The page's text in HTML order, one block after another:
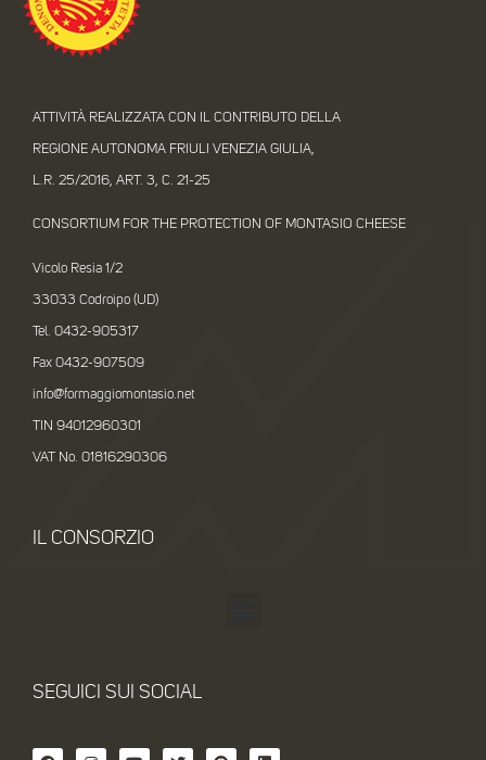
ATTIVITÀ REALIZZATA CON IL CONTRIBUTO DELLA
REGIONE AUTONOMA FRIULI VENEZIA GIULIA,
L.R. 25/2016, ART. 3, C. 21-25
CONSORTIUM FOR THE PROTECTION OF MONTASIO CHEESE
Vicolo Resia 1/2
33033 Codroipo (UD)
Tel. 0432-905317
Fax 0432-907509
info@formaggiomontasio.net
TIN 94012960301
VAT No. 01816290306
IL CONSORZIO
SEGUICI SUI SOCIAL